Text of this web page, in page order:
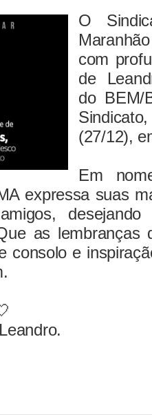
O
com
de
do BEM/
(27/12),
Em
expressa suas
as lembranças
consolo e